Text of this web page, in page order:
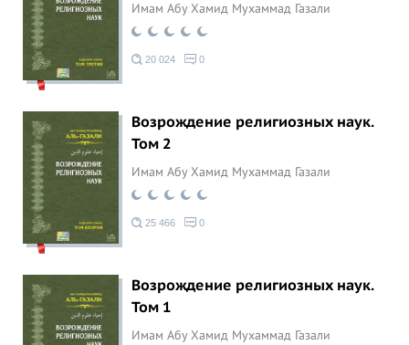
Имам Абу Хамид Мухаммад Газали
20 024 0
Возрождение религиозных наук.
Том 2
Имам Абу Хамид Мухаммад Газали
25 466 0
Возрождение религиозных наук.
Том 1
Имам Абу Хамид Мухаммад Газали